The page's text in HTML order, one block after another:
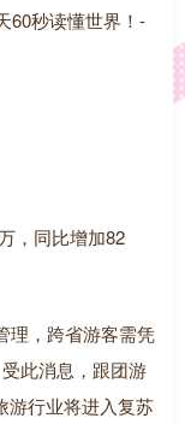
，同比增加82
理，跨省游客需凭
此消息，跟团游
游行业将进入复苏